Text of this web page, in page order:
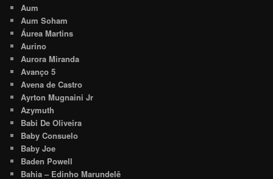
Aum
Aum Soham
Áurea Martins
Aurino
Aurora Miranda
Avanço 5
Avena de Castro
Ayrton Mugnaini Jr
Azymuth
Babi De Oliveira
Baby Consuelo
Baby Joe
Baden Powell
Bahia – Edinho Marundelê